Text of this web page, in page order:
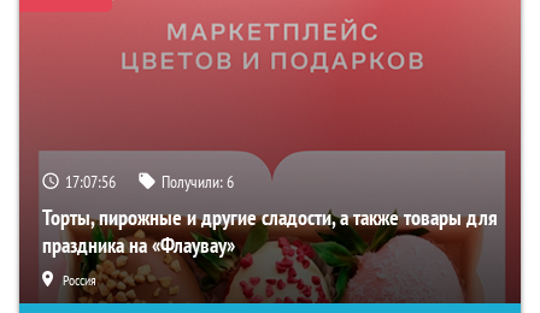
17:07:55 Получили:6
Торты, пирожные и другие сладости, а также товары для
праздника на «Флаувау»
Россия